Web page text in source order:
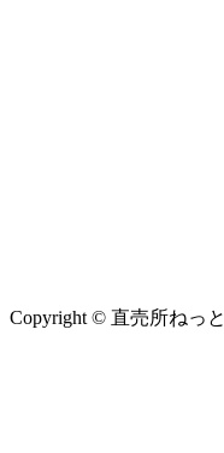
Copyright © 直売所ねっと